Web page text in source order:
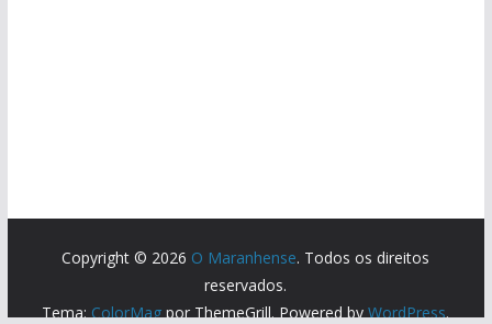
Copyright © 2026 O Maranhense. Todos os direitos
reservados.
Tema: ColorMag por ThemeGrill. Powered byWordPress.